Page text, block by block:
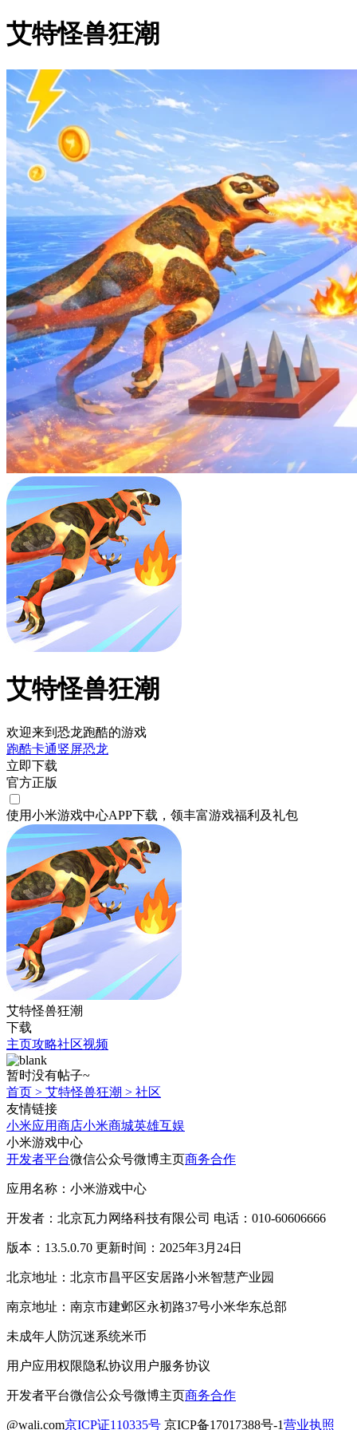
艾特怪兽狂潮
艾特怪兽狂潮
欢迎来到恐龙跑酷的游戏
跑酷卡通竖屏恐龙
立即下载
官方正版
使用小米游戏中心APP下载 ，领丰富游戏福利 及礼包
艾特怪兽狂潮
下载
主页攻略社区视频
暂时没有帖子~
首页 > 艾特怪兽狂潮 > 社区
友情链接
小米应用商店小米商城英雄互娱
小米游戏中心
开发者平台微信公众号微博主页商务合作
应用名称：小米游戏中心
开发者：北京瓦力网络科技有限公司 电话：010-60606666
版本：13.5.0.70 更新时间：2025年3月24日
北京地址：北京市昌平区安居路小米智慧产业园
南京地址：南京市建邺区永初路37号小米华东总部
未成年人防沉迷系统米币
用户应用权限隐私协议用户服务协议
开发者平台微信公众号微博主页商务合作
@wali.com京ICP证110335号 京ICP备17017388号-1营业执照